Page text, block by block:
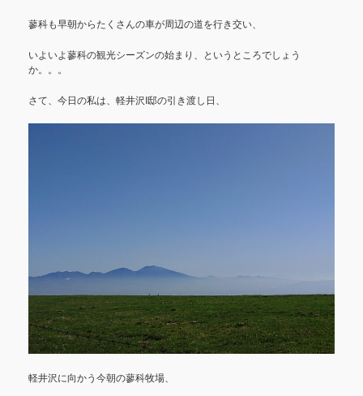
蓼科も早朝からたくさんの車が周辺の道を行き交い、
いよいよ蓼科の観光シーズンの始まり、というところでしょう
か。。。
さて、今日の私は、軽井沢I邸の引き渡し日、
軽井沢に向かう今朝の蓼科牧場、